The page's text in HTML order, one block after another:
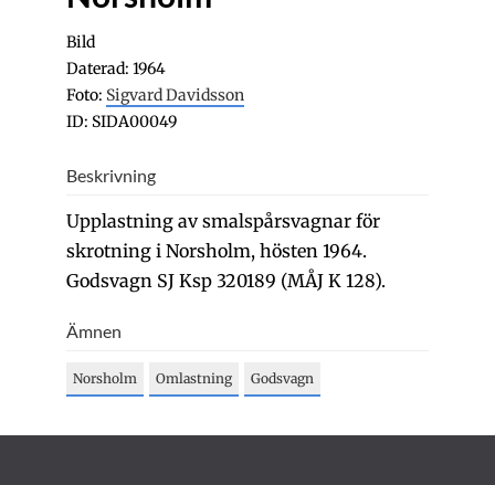
Bild
Daterad: 1964
Foto: Sigvard Davidsson
ID: SIDA00049
Beskrivning
Upplastning av smalspårsvagnar för
skrotning i Norsholm, hösten 1964.
Godsvagn SJ Ksp 320189 (MÅJ K 128).
Ämnen
Norsholm Omlastning Godsvagn